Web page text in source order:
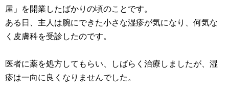
屋」を開業したばかりの頃のことです。
ある日、主人は腕にできた小さな湿疹が気になり、何気な
く皮膚科を受診したのです。
医者に薬を処方してもらい、しばらく治療しましたが、湿
疹は一向に良くなりませんでした。